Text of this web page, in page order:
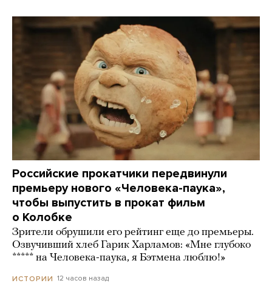
Российские прокатчики передвинули
премьеру нового «Человека-паука»,
чтобы выпустить в прокат фильм
о Колобке
Зрители обрушили его рейтинг еще до премьеры.
Озвучивший хлеб Гарик Харламов: «Мне глубоко
***** на Человека-паука, я Бэтмена люблю!»
ИСТОРИИ 12 часов назад